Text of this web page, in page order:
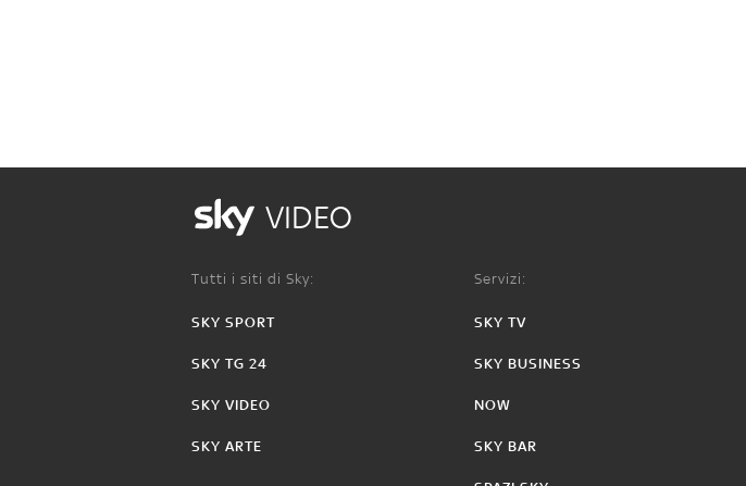
VIDEO
Tutti i siti di Sky:
SKY SPORT
SKY TG 24
SKY VIDEO
SKY ARTE
Servizi:
SKY TV
SKY BUSINESS
NOW
SKY BAR